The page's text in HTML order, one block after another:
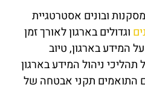
ובונים אסטרטגיית
וגדולים בארגון לאורך זמן
המידע בארגון, טיוב
ניהול המידע בארגון
התואמים תקני אבטחה של